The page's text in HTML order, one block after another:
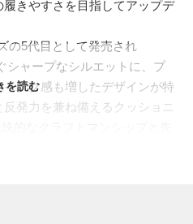
きやすさを目指してアップデ
の5代目として発売され
シャープなシルエットに、プ
テク感も増したデザインが特
発力を兼ね備えるクッショニ
を読む